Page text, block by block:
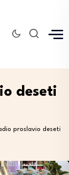
deseti
proslavio deseti